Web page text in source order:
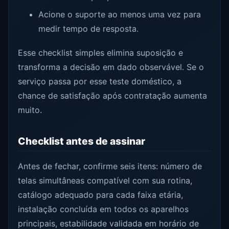
Acione o suporte ao menos uma vez para
medir tempo de resposta.
Esse checklist simples elimina suposição e
transforma a decisão em dado observável. Se o
serviço passa por esse teste doméstico, a
chance de satisfação após contratação aumenta
muito.
Checklist antes de assinar
Antes de fechar, confirme seis itens: número de
telas simultâneas compatível com sua rotina,
catálogo adequado para cada faixa etária,
instalação concluída em todos os aparelhos
principais, estabilidade validada em horário de